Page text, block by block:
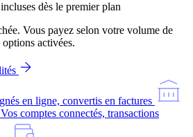
dès le premier plan
Vous payez selon votre volume de
activées.
en ligne, convertis en factures
Vos comptes connectés, transactions